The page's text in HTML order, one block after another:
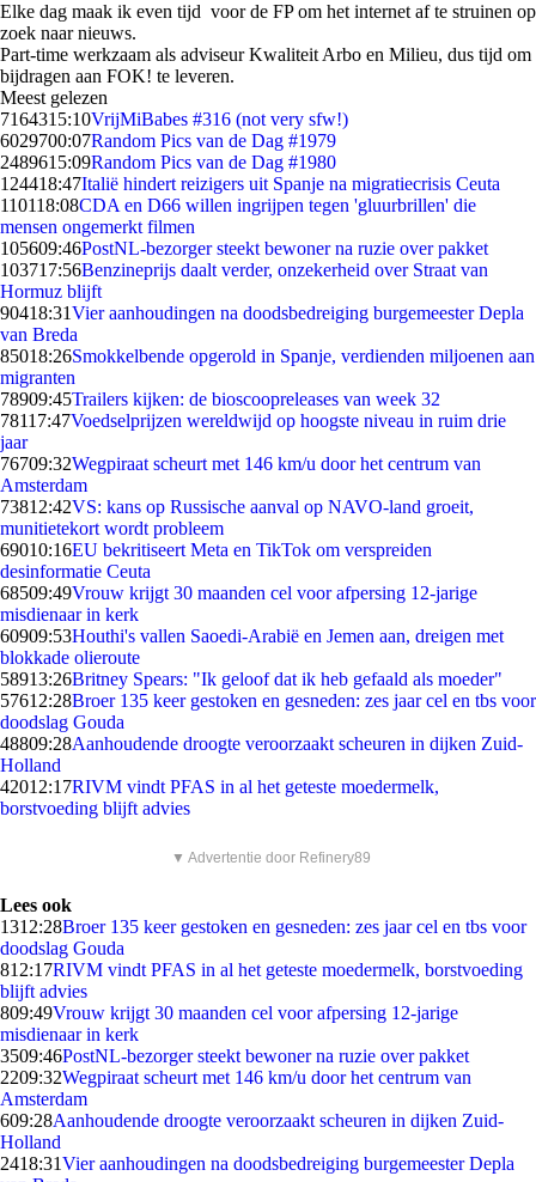
Elke dag maak ik even tijd voor de FP om het internet af te struinen op
zoek naar nieuws.
Part-time werkzaam als adviseur Kwaliteit Arbo en Milieu, dus tijd om
bijdragen aan FOK! te leveren.
Meest gelezen
7164315:10VrijMiBabes #316 (not very sfw!)
6029700:07Random Pics van de Dag #1979
2489615:09Random Pics van de Dag #1980
124418:47Italië hindert reizigers uit Spanje na migratiecrisis Ceuta
110118:08CDA en D66 willen ingrijpen tegen 'gluurbrillen' die
mensen ongemerkt filmen
105609:46PostNL-bezorger steekt bewoner na ruzie over pakket
103717:56Benzineprijs daalt verder, onzekerheid over Straat van
Hormuz blijft
90418:31Vier aanhoudingen na doodsbedreiging burgemeester Depla
van Breda
85018:26Smokkelbende opgerold in Spanje, verdienden miljoenen aan
migranten
78909:45Trailers kijken: de bioscoopreleases van week 32
78117:47Voedselprijzen wereldwijd op hoogste niveau in ruim drie
jaar
76709:32Wegpiraat scheurt met 146 km/u door het centrum van
Amsterdam
73812:42VS: kans op Russische aanval op NAVO-land groeit,
munitietekort wordt probleem
69010:16EU bekritiseert Meta en TikTok om verspreiden
desinformatie Ceuta
68509:49Vrouw krijgt 30 maanden cel voor afpersing 12-jarige
misdienaar in kerk
60909:53Houthi's vallen Saoedi-Arabië en Jemen aan, dreigen met
blokkade olieroute
58913:26Britney Spears: "Ik geloof dat ik heb gefaald als moeder"
57612:28Broer 135 keer gestoken en gesneden: zes jaar cel en tbs voor
doodslag Gouda
48809:28Aanhoudende droogte veroorzaakt scheuren in dijken Zuid-
Holland
42012:17RIVM vindt PFAS in al het geteste moedermelk,
borstvoeding blijft advies
▼ Advertentie door Refinery89
Lees ook
1312:28Broer 135 keer gestoken en gesneden: zes jaar cel en tbs voor
doodslag Gouda
812:17RIVM vindt PFAS in al het geteste moedermelk, borstvoeding
blijft advies
809:49Vrouw krijgt 30 maanden cel voor afpersing 12-jarige
misdienaar in kerk
3509:46PostNL-bezorger steekt bewoner na ruzie over pakket
2209:32Wegpiraat scheurt met 146 km/u door het centrum van
Amsterdam
609:28Aanhoudende droogte veroorzaakt scheuren in dijken Zuid-
Holland
2418:31Vier aanhoudingen na doodsbedreiging burgemeester Depla